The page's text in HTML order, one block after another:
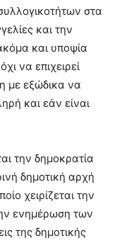
στα
και την
και υποψία
να επιχειρεί
με εξώδικα να
και εάν είναι
την δημοκρατία
δημοτική αρχή
χειρίζεται την
ενημέρωση των
της δημοτικής